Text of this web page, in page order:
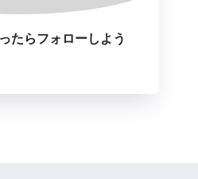
たらフォローしよう